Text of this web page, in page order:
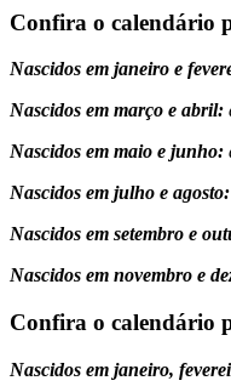
Confira o calendário
Nascidos em janeiro e
Nascidos em março e abril:
Nascidos em maio e junho:
Nascidos em julho e agosto:
Nascidos em setembro e
Nascidos em novembro e
Confira o calendário
Nascidos em janeiro,